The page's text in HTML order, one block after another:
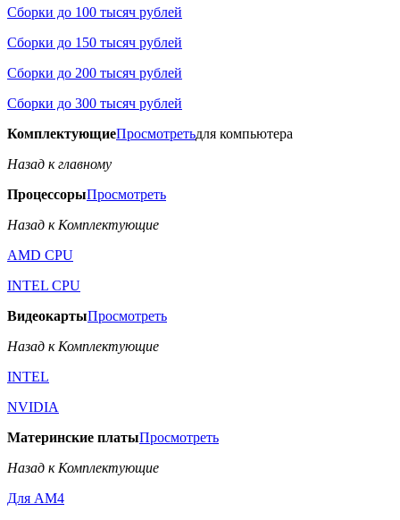
Сборки до 100 тысяч рублей
Сборки до 150 тысяч рублей
Сборки до 200 тысяч рублей
Сборки до 300 тысяч рублей
КомплектующиеПросмотретьдля компьютера
Назад к главному
ПроцессорыПросмотреть
Назад к Комплектующие
AMD CPU
INTEL CPU
ВидеокартыПросмотреть
Назад к Комплектующие
INTEL
NVIDIA
Материнские платыПросмотреть
Назад к Комплектующие
Для AM4